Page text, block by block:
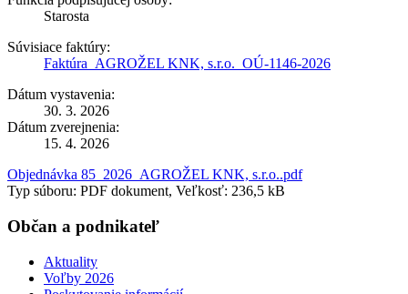
Starosta
Súvisiace faktúry:
Faktúra_AGROŽEL KNK, s.r.o._OÚ-1146-2026
Dátum vystavenia:
30. 3. 2026
Dátum zverejnenia:
15. 4. 2026
Objednávka 85_2026_AGROŽEL KNK, s.r.o..pdf
Typ súboru: PDF dokument, Veľkosť: 236,5 kB
Občan a podnikateľ
Aktuality
Voľby 2026